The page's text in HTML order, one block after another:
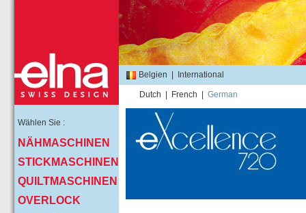
Belgien International
Dutch French German
Wählen Sie :
NÄHMASCHINEN
STICKMASCHINEN
QUILTMASCHINEN
OVERLOCK